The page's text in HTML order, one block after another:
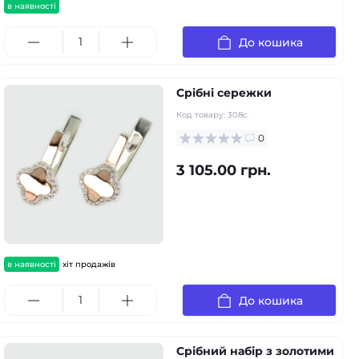
в наявності
До кошика
в наявності хіт продажів
Срібні сережки
Код товару: 308с
0
3 105.00 грн.
До кошика
Срібний набір з золотими